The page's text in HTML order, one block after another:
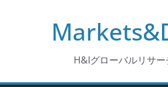
H&Iグローバルリサー